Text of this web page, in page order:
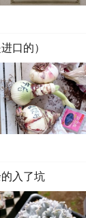
口的）
入了坑